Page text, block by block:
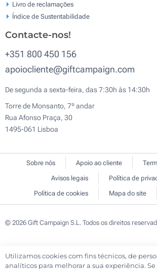
Livro de reclamaçōes
Índice de Sustentabilidade
Contacte-nos!
+351 800 450 156
apoiocliente@giftcampaign.com
De segunda a sexta-feira, das 7:30h às 14:30h
Torre de Monsanto, 7º andar
Rua Afonso Praça, 30
1495-061 Lisboa
Sobre nós Apoio ao cliente
Avisos legais
Política de
Política de cookies
Mapa do site
© 2026 Gift Campaign S.L. Todos os direitos
Utilizamos cookies com fins técnicos, de
analíticos para melhorar a sua experiência. Se